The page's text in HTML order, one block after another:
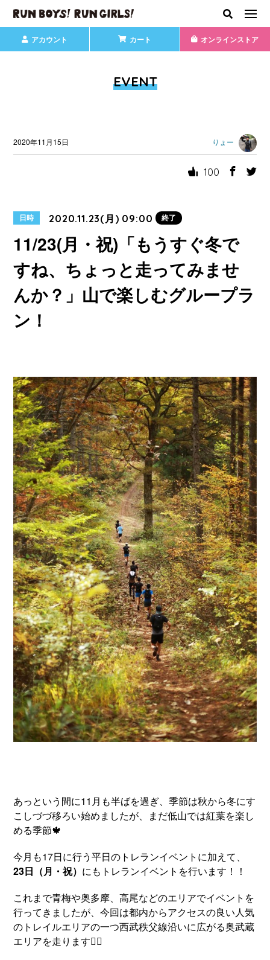
アカウント カート オンラインストア
EVENT
2020年11月15日 りょー
100
日時 2020.11.23(月) 09:00 終了
11/23(月・祝)「もうすぐ冬で
すね、ちょっと走ってみませ
んか？」山で楽しむグループラ
ン！
あっという間に11月も半ばを過ぎ、季節は秋から冬にす
こしづづ移ろい始めましたが、まだ低山では紅葉を楽し
める季節🍁
今月も17日に行う平日のトレランイベントに加えて、
23日（月・祝） にもトレランイベントを行います！！
これまで青梅や奥多摩、高尾などのエリアでイベントを
行ってきましたが、今回は都内からアクセスの良い人気
のトレイルエリアの一つ西武秩父線沿いに広がる奥武蔵
エリアを走ります🏃‍♂️